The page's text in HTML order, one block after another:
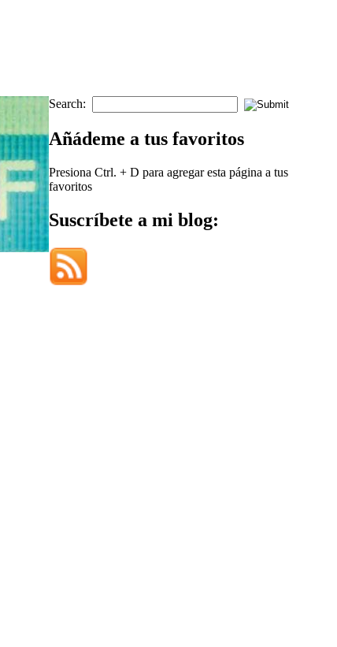
Search:
Añádeme a tus favoritos
Presiona Ctrl. + D para agregar esta página a tus
favoritos
Suscríbete a mi blog: